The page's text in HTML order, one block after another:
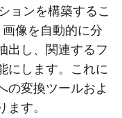
ョンを構築するこ
像を自動的に分
出し、関連するフ
にします。これに
の変換ツールおよ
す。